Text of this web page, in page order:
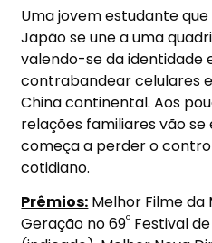
Uma jovem estudante
Japão se une a uma
valendo-se da identidade
contrabandear celulares
China continental. Aos
relações familiares vão
começa a perder o
cotidiano.
Prêmios: Melhor Filme da
Geração no 69º Festival